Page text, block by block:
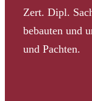
Zert. Dipl.
bebauten und
und Pachten.